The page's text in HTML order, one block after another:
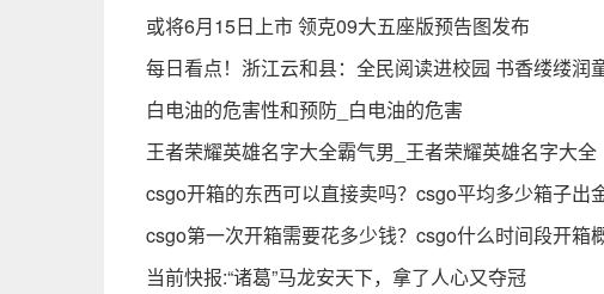
或将6月15日上市 领克09大五座版预告图发布
每日看点！浙江云和县：全民阅读进校园 书香缕缕润
白电油的危害性和预防_白电油的危害
王者荣耀英雄名字大全霸气男_王者荣耀英雄名字大全
csgo开箱的东西可以直接卖吗？csgo平均多少箱子出
csgo第一次开箱需要花多少钱？csgo什么时间段开箱
当前快报:“诸葛”马龙安天下，拿了人心又夺冠